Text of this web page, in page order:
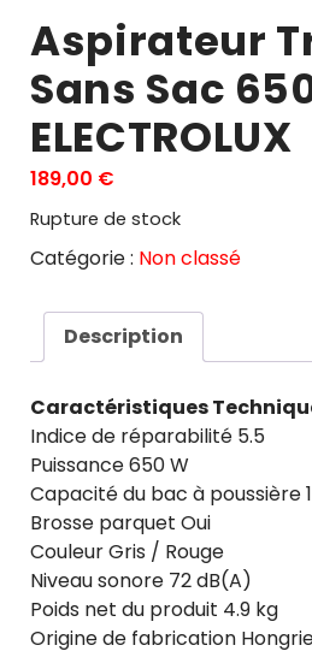
Aspirateur
Sans Sac
ELECTROLUX
189,00 €
Rupture de stock
Catégorie : Non classé
Description
Caractéristiques
Indice de réparabilité 5.5
Puissance 650 W
Capacité du bac à poussière
Brosse parquet Oui
Couleur Gris / Rouge
Niveau sonore 72 dB(A)
Poids net du produit 4.9 kg
Origine de fabrication